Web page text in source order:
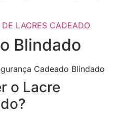
LACRES CADEADO
Blindado
o Lacre